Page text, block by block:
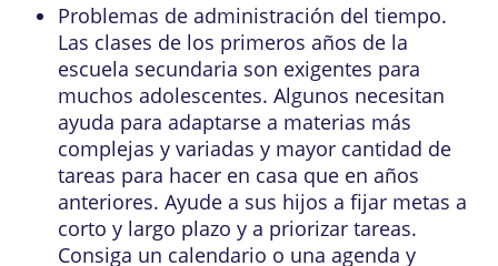
Problemas de administración del tiempo.
Las clases de los primeros años de la
escuela secundaria son exigentes para
muchos adolescentes. Algunos necesitan
ayuda para adaptarse a materias más
complejas y variadas y mayor cantidad de
tareas para hacer en casa que en años
anteriores. Ayude a sus hijos a fijar metas a
corto y largo plazo y a priorizar tareas.
Consiga un calendario o una agenda y